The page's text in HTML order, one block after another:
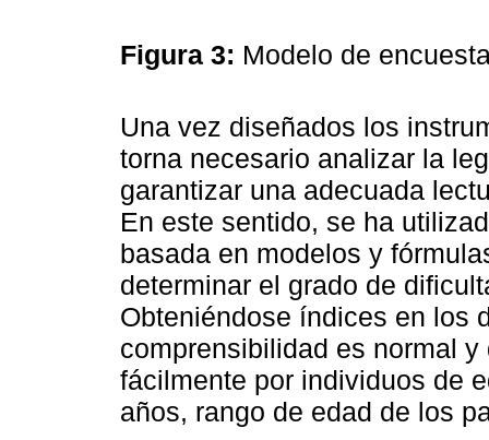
Figura 3: Modelo de
Una vez diseñados los
torna necesario analizar la
garantizar una adecuada
En este sentido, se ha
basada en modelos y
determinar el grado de
Obteniéndose índices en los
comprensibilidad es normal
fácilmente por individuos de
años, rango de edad de los